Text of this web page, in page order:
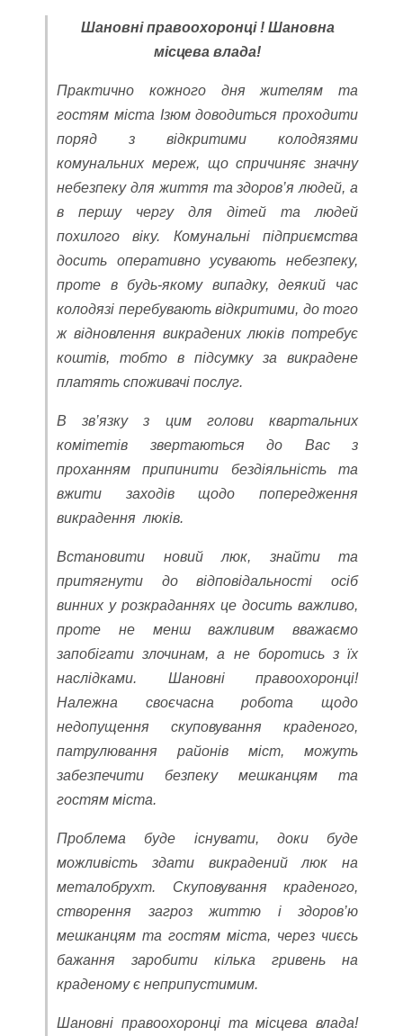
Шановні правоохоронці! Шановна
місцева влада!
Практично кожного дня жителям та
гостям міста Ізюм доводиться проходити
поряд з відкритими колодязями
комунальних мереж, що спричиняє значну
небезпеку для життя та здоров’я людей, а
в першу чергу для дітей та людей
похилого віку. Комунальні підприємства
досить оперативно усувають небезпеку,
проте в будь-якому випадку, деякий час
колодязі перебувають відкритими, до того
ж відновлення викрадених люків потребує
коштів, тобто в підсумку за викрадене
платять споживачі послуг.
В зв’язку з цим голови квартальних
комітетів звертаються до Вас з
проханням припинити бездіяльність та
вжити заходів щодо попередження
викрадення люків.
Встановити новий люк, знайти та
притягнути до відповідальності осіб
винних у розкраданнях це досить важливо,
проте не менш важливим вважаємо
запобігати злочинам, а не боротись з їх
наслідками. Шановні правоохоронці!
Належна своєчасна робота щодо
недопущення скуповування краденого,
патрулювання районів міст, можуть
забезпечити безпеку мешканцям та
гостям міста.
Проблема буде існувати, доки буде
можливість здати викрадений люк на
металобрухт. Скуповування краденого,
створення загроз життю і здоров’ю
мешканцям та гостям міста, через чиєсь
бажання заробити кілька гривень на
краденому є неприпустимим.
Шановні правоохоронці та місцева влада!